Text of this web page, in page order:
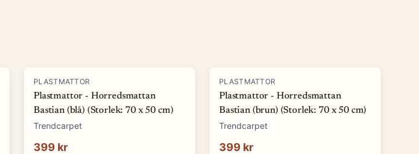
PLASTMATTOR
Plastmattor - Horredsmattan
Bastian (blå) (Storlek: 70 x 50 cm)
Trendcarpet
399 kr
PLASTMATTOR
Plastmattor - Horredsmattan
Bastian (brun) (Storlek: 70 x 50 cm)
Trendcarpet
399 kr